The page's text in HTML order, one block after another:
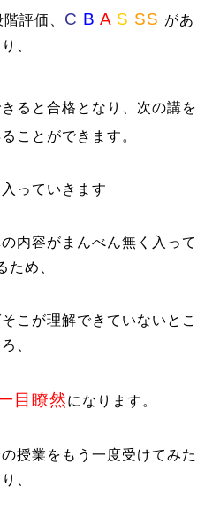
評価、 C B A S SS があ
り、
ると合格となり、次の講を
ことができます。
っていきます
内容がまんべん無く入って
ため、
こが理解できていないとこ
ろ、
目瞭然になります。
授業をもう一度受けてみた
り、